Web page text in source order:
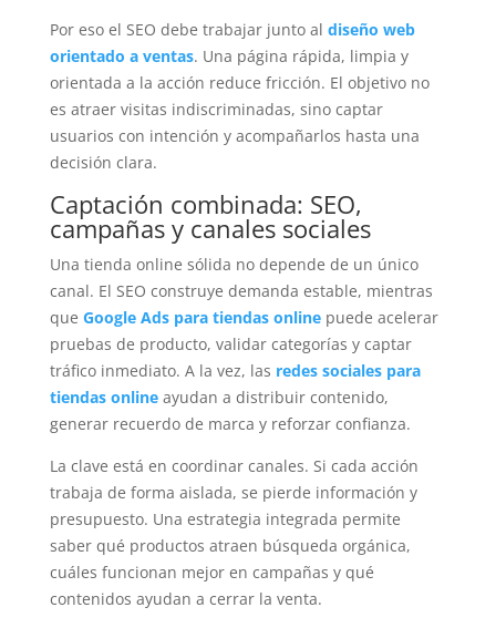
Por eso el SEO debe trabajar junto al diseño web
orientado a ventas. Una página rápida, limpia y
orientada a la acción reduce fricción. El objetivo no
es atraer visitas indiscriminadas, sino captar
usuarios con intención y acompañarlos hasta una
decisión clara.
Captación combinada: SEO,
campañas y canales sociales
Una tienda online sólida no depende de un único
canal. El SEO construye demanda estable, mientras
que Google Ads para tiendas onlinepuede acelerar
pruebas de producto, validar categorías y captar
tráfico inmediato. A la vez, las redes sociales para
tiendas onlineayudan a distribuir contenido,
generar recuerdo de marca y reforzar confianza.
La clave está en coordinar canales. Si cada acción
trabaja de forma aislada, se pierde información y
presupuesto. Una estrategia integrada permite
saber qué productos atraen búsqueda orgánica,
cuáles funcionan mejor en campañas y qué
contenidos ayudan a cerrar la venta.